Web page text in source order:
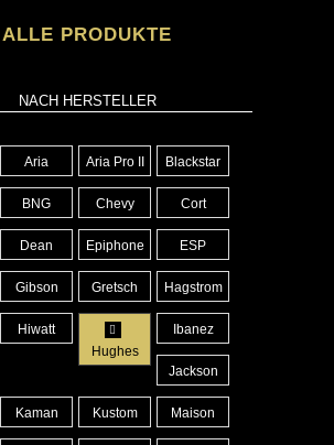
ALLE PRODUKTE
NACH HERSTELLER
Aria Aria Pro II Blackstar
BNG Chevy Cort
Dean Epiphone ESP
Gibson Gretsch Hagstrom
Hiwatt
Hughes
Ibanez
Jackson
Kaman Kustom Maison